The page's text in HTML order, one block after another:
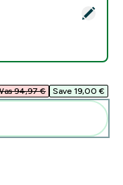
treino de manga
94,97 €‎ Save 19,00 €‎